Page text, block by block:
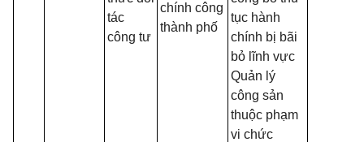
tác
công tư
chính công
thành phố
tục hành
chính bị bãi
bỏ lĩnh vực
Quản lý
công sản
thuộc phạm
vi chức